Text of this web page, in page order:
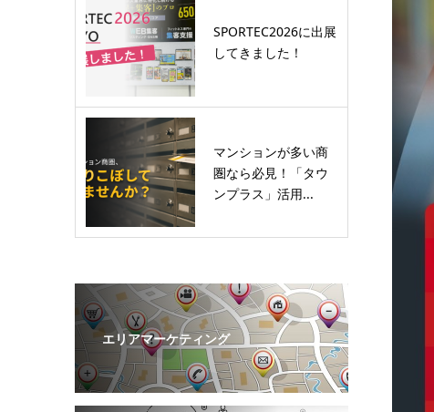
SPORTEC2026に出展
してきました！
マンションが多い商
圏なら必見！「タウ
ンプラス」活用...
エリアマーケティング